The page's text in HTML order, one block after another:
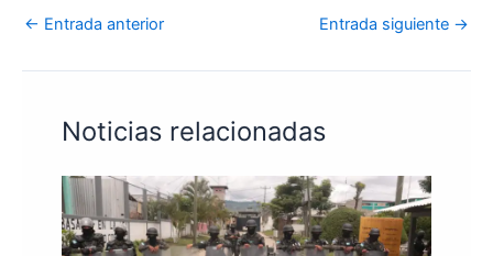
← Entrada anterior Entrada siguiente →
Noticias relacionadas